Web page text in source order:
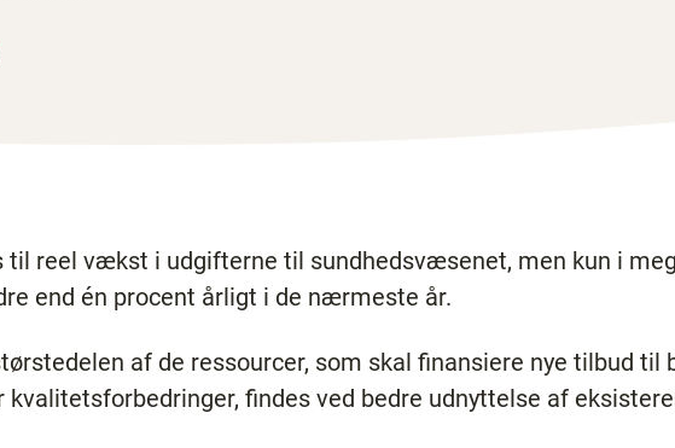
reel vækst i udgifterne til sundhedsvæsenet, men kun i
end én procent årligt i de nærmeste år.
af de ressourcer, som skal finansiere nye tilbud til
kvalitetsforbedringer, findes ved bedre udnyttelse af